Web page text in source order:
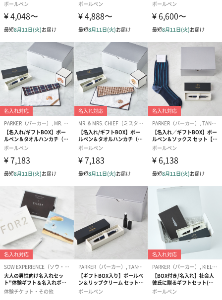
130年以上の歴史を積み重ねてきたパーカーが書くことを通じて目
ブランドの象徴である「矢羽クリップ」には、パーカーを持つす
べての人々への願いと確かなメッセージが込められています。
「ロイヤルワラント」の認定を保持
品質を認められたもののみに与えられる名誉ある称号「ロイヤル
ワラント」。英国王室にサービスや品物を定期的に供給する個人
や企業に与えられ、12世紀ヘンリー２世の時代から始まったと伝
えられています。
現在「ロイヤルワラント」を授与できるのはエリザベス女王とエ
ジンバラ公、チャールズ皇太子の３人のみ。５年ごとに見直しが
おこなわれるため、認定を長期にわたり維持することは、王室に
認められる品質を継続して維持していることの証にもなります。
「PARKER」は1962年にエリザベス女王から、1990年にチャール
ズ皇太子から「ロイヤルワラント」の認定を受け、現在も保持し
続けています。